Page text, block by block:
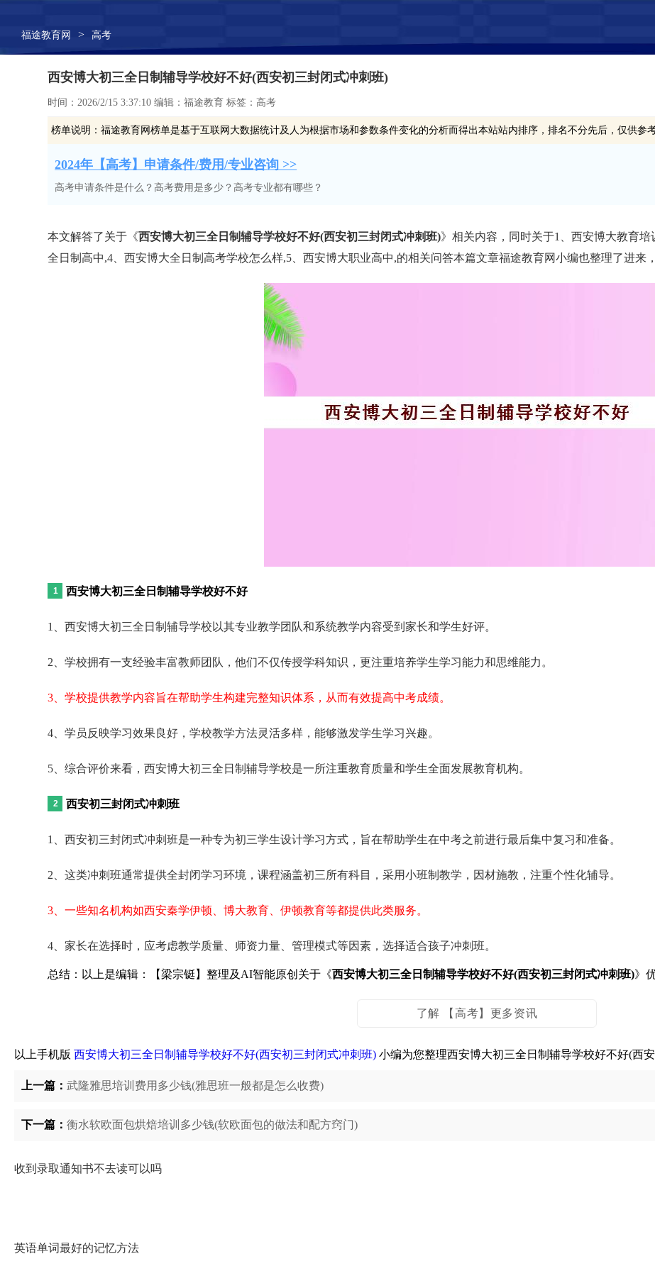
福途教育网 > 高考
西安博大初三全日制辅导学校好不好(西安初三封闭式冲刺班)
时间：2026/2/15 3:37:10 编辑：福途教育 标签：高考
榜单说明：福途教育网榜单是基于互联网大数据统计及人为根据市场和参数条件变化的分析而得出本站站内排序，排名不分先后，仅供参考
2024年【高考】申请条件/费用/专业咨询 >>
高考申请条件是什么？高考费用是多少？高考专业都有哪些？
本文解答了关于《西安博大初三全日制辅导学校好不好(西安初三封闭式冲刺班)》相关内容，同时关于1、西安博大教育
全日制高中,4、西安博大全日制高考学校怎么样,5、西安博大职业高中,的相关问答本篇文章福途教育网小编也整理了进来
西安博大初三全日制辅导学校好不好
1、西安博大初三全日制辅导学校以其专业教学团队和系统教学内容受到家长和学生好评。
2、学校拥有一支经验丰富教师团队，他们不仅传授学科知识，更注重培养学生学习能力和思维能力。
3、学校提供教学内容旨在帮助学生构建完整知识体系，从而有效提高中考成绩。
4、学员反映学习效果良好，学校教学方法灵活多样，能够激发学生学习兴趣。
5、综合评价来看，西安博大初三全日制辅导学校是一所注重教育质量和学生全面发展教育机构。
西安初三封闭式冲刺班
1、西安初三封闭式冲刺班是一种专为初三学生设计学习方式，旨在帮助学生在中考之前进行最后集中复习和准备。
2、这类冲刺班通常提供全封闭学习环境，课程涵盖初三所有科目，采用小班制教学，因材施教，注重个性化辅导。
3、一些知名机构如西安秦学伊顿、博大教育、伊顿教育等都提供此类服务。
4、家长在选择时，应考虑教学质量、师资力量、管理模式等因素，选择适合孩子冲刺班。
总结：以上是编辑：【梁宗铤】整理及AI智能原创关于《西安博大初三全日制辅导学校好不好(西安初三封闭式冲刺班)》
了解 【高考】更多资讯
以上手机版 西安博大初三全日制辅导学校好不好(西安初三封闭式冲刺班) 小编为您整理西安博大初三全日制辅导学校好不好(西
上一篇： 武隆雅思培训费用多少钱(雅思班一般都是怎么收费)
下一篇： 衡水软欧面包烘焙培训多少钱(软欧面包的做法和配方窍门)
收到录取通知书不去读可以吗
英语单词最好的记忆方法